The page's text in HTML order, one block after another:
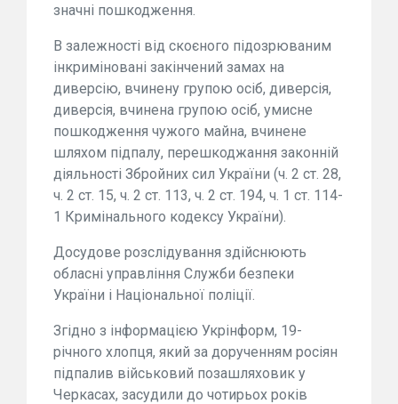
значні пошкодження.
В залежності від скоєного підозрюваним
інкриміновані закінчений замах на
диверсію, вчинену групою осіб, диверсія,
диверсія, вчинена групою осіб, умисне
пошкодження чужого майна, вчинене
шляхом підпалу, перешкоджання законній
діяльності Збройних сил України (ч. 2 ст. 28,
ч. 2 ст. 15, ч. 2 ст. 113, ч. 2 ст. 194, ч. 1 ст. 114-
1 Кримінального кодексу України).
Досудове розслідування здійснюють
обласні управління Служби безпеки
України і Національної поліції.
Згідно з інформацією Укрінформ, 19-
річного хлопця, який за дорученням росіян
підпалив військовий позашляховик у
Черкасах, засудили до чотирьох років